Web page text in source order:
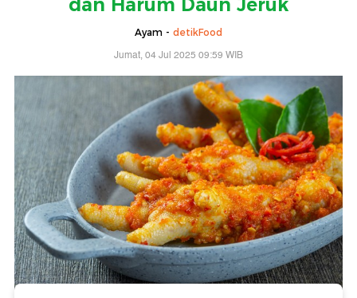
dan Harum Daun Jeruk
Ayam - detikFood
Jumat, 04 Jul 2025 09:59 WIB